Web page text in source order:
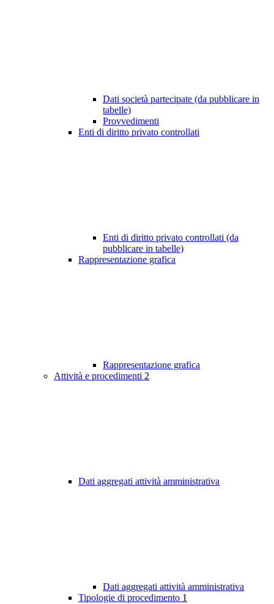
Dati società partecipate (da pubblicare in
tabelle)
Provvedimenti
Enti di diritto privato controllati
Enti di diritto privato controllati (da
pubblicare in tabelle)
Rappresentazione grafica
Rappresentazione grafica
Attività e procedimenti 2
Dati aggregati attività amministrativa
Dati aggregati attività amministrativa
Tipologie di procedimento 1